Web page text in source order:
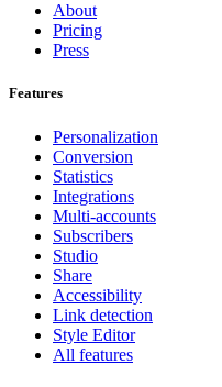
About
Pricing
Press
Features
Personalization
Conversion
Statistics
Integrations
Multi-accounts
Subscribers
Studio
Share
Accessibility
Link detection
Style Editor
All features